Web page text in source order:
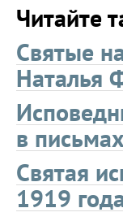
Читайте
Святые
Наталья
в
Святая
1919